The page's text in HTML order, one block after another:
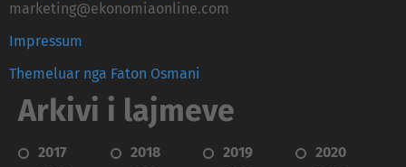
marketing@ekonomiaonline.com
Impressum
Themeluar nga Faton Osmani
Arkivi i lajmeve
2017 2018 2019
2020